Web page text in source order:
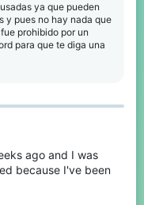
ya que pueden
y pues no hay nada que
prohibido por un
para que te diga una
ago and I was
because I've been